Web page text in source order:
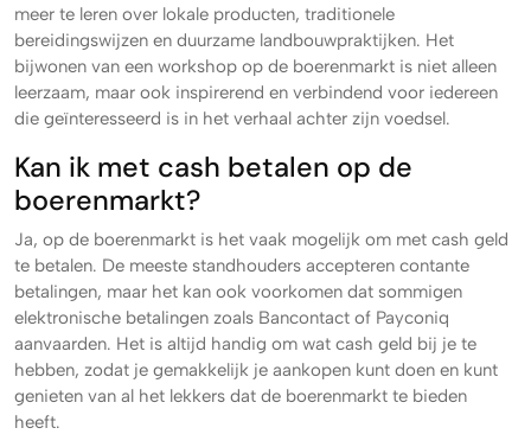
meer te leren over lokale producten, traditionele
bereidingswijzen en duurzame landbouwpraktijken. Het
bijwonen van een workshop op de boerenmarkt is niet alleen
leerzaam, maar ook inspirerend en verbindend voor iedereen
die geïnteresseerd is in het verhaal achter zijn voedsel.
Kan ik met cash betalen op de
boerenmarkt?
Ja, op de boerenmarkt is het vaak mogelijk om met cash geld
te betalen. De meeste standhouders accepteren contante
betalingen, maar het kan ook voorkomen dat sommigen
elektronische betalingen zoals Bancontact of Payconiq
aanvaarden. Het is altijd handig om wat cash geld bij je te
hebben, zodat je gemakkelijk je aankopen kunt doen en kunt
genieten van al het lekkers dat de boerenmarkt te bieden
heeft.